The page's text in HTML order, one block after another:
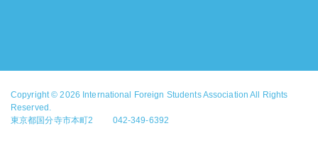
Copyright © 2026 International Foreign Students Association All Rights
Reserved.
東京都国分寺市本町2 042-349-6392